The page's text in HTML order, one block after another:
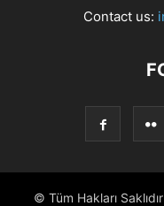
Contact us:
© Tüm Hakları